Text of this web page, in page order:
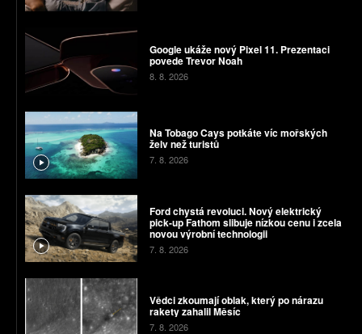
Google ukáže nový Pixel 11. Prezentaci
povede Trevor Noah
8. 8. 2026
Na Tobago Cays potkáte víc mořských
želv než turistů
7. 8. 2026
Ford chystá revoluci. Nový elektrický
pick-up Fathom slibuje nízkou cenu i zcela
novou výrobní technologii
7. 8. 2026
Vědci zkoumají oblak, který po nárazu
rakety zahalil Měsíc
7. 8. 2026